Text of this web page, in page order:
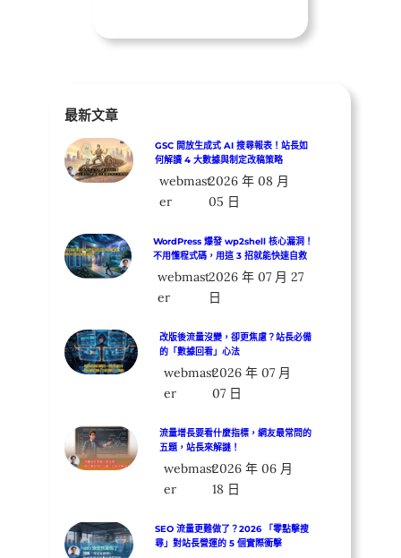
最新文章
GSC 開放生成式 AI 搜尋報表！站長如
何解讀 4 大數據與制定改稿策略
webmast
er
2026 年 08 月
05 日
WordPress 爆發 wp2shell 核心漏洞！
不用懂程式碼，用這 3 招就能快速自救
webmast
er
2026 年 07 月 27
日
改版後流量沒變，卻更焦慮？站長必備
的「數據回看」心法
webmast
er
2026 年 07 月
07 日
流量增長要看什麼指標，網友最常問的
五題，站長來解謎！
webmast
er
2026 年 06 月
18 日
SEO 流量更難做了？2026 「零點擊搜
尋」對站長營運的 5 個實際衝擊